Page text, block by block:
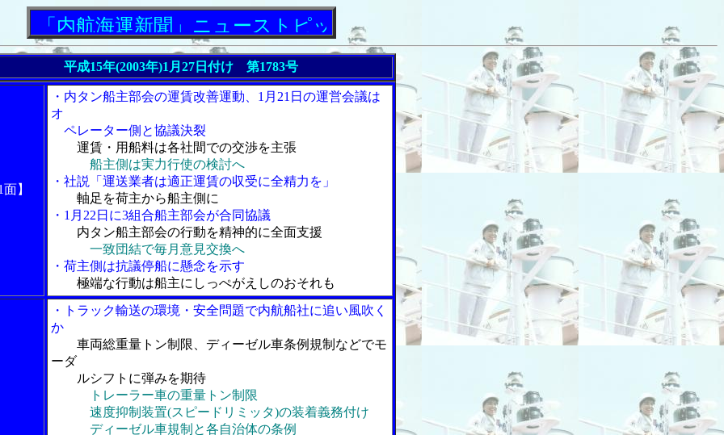
内航海運新聞」ニューストピックス
平成15年(2003年)1月27日付け 第1783号
】
・内タン船主部会の運賃改善運動、1月21日の運営会議は
オ
ペレーター側と協議決裂
運賃・用船料は各社間での交渉を主張
船主側は実力行使の検討へ
・社説「運送業者は適正運賃の収受に全精力を」
軸足を荷主から船主側に
・1月22日に3組合船主部会が合同協議
内タン船主部会の行動を精神的に全面支援
一致団結で毎月意見交換へ
・荷主側は抗議停船に懸念を示す
極端な行動は船主にしっぺがえしのおそれも
・トラック輸送の環境・安全問題で内航船社に追い風吹く
か
車両総重量トン制限、ディーゼル車条例規制などでモ
ーダ
ルシフトに弾みを期待
トレーラー車の重量トン制限
速度抑制装置(スピードリミッタ)の装着義務付け
ディーゼル車規制と各自治体の条例